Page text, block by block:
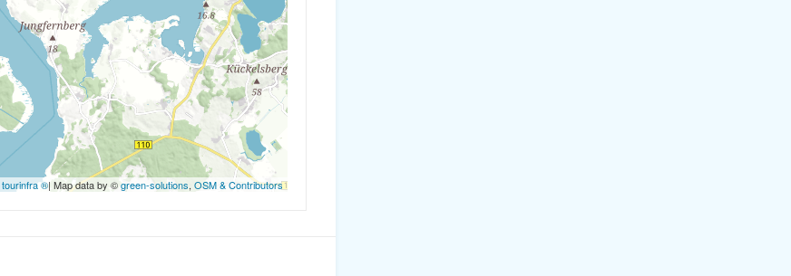
tourinfra ®| Map data by ©green-solutions, OSM & Contributors